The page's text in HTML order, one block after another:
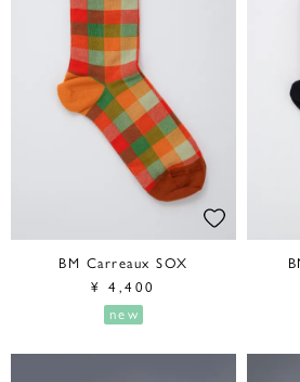
BM Carreaux SOX
¥ 4,400
new